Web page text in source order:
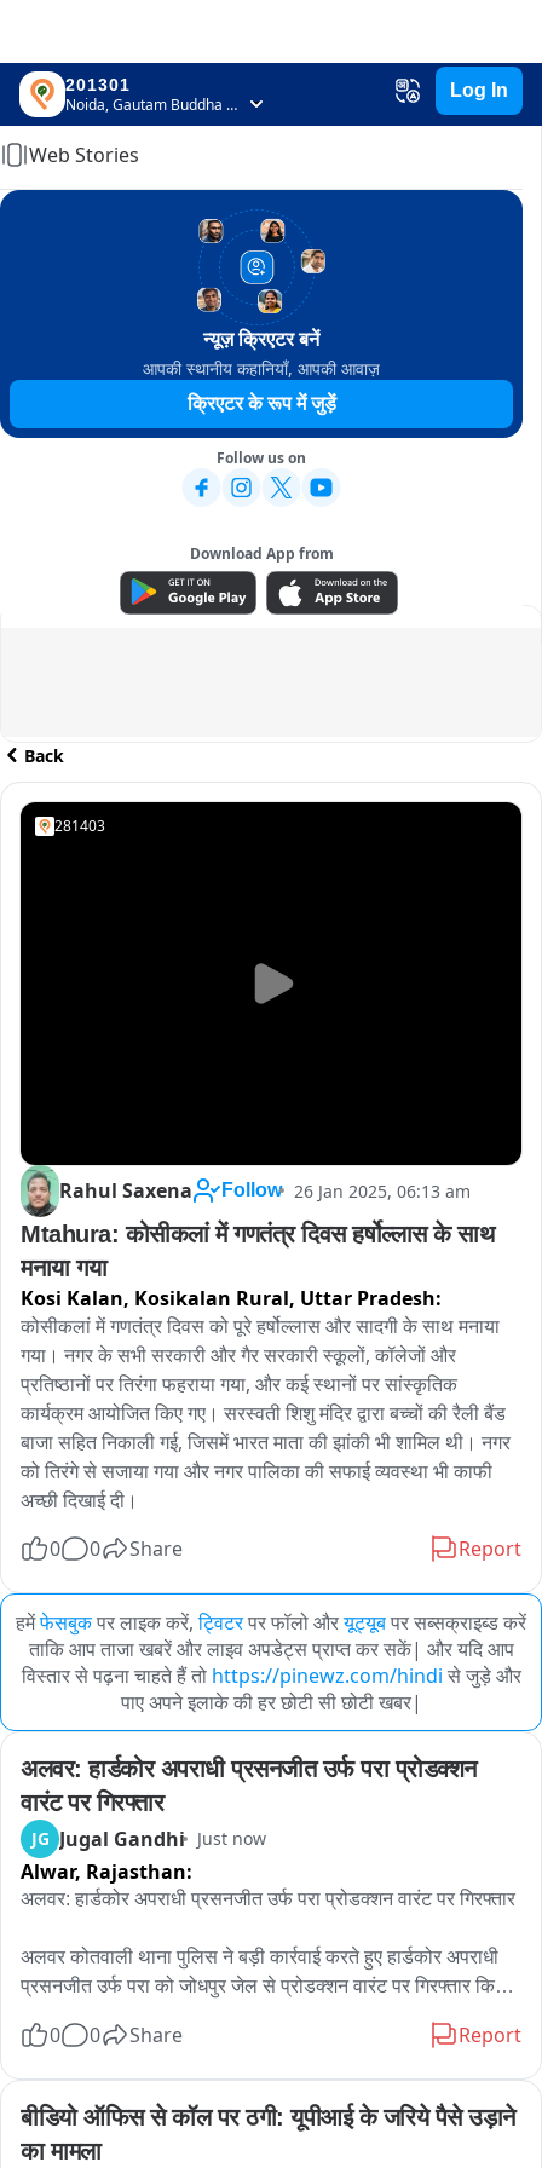
201301
Noida, Gautam Buddha Nagar, Uttar Pradesh
Log In
Home
Web Stories
न्यूज़ क्रिएटर बनें
आपकी स्थानीय कहानियाँ, आपकी आवाज़
क्रिएटर के रूप में जुड़ें
Follow us on
Download App from
ADVERTISEMENT
Back
281403
Rahul Saxena Follow 26 Jan 2025, 06:13 am
Mtahura: कोसीकलां में गणतंत्र दिवस हर्षोल्लास के साथ
मनाया गया
Kosi Kalan, Kosikalan Rural, Uttar Pradesh:
कोसीकलां में गणतंत्र दिवस को पूरे हर्षोल्लास और सादगी के साथ मनाया
गया। नगर के सभी सरकारी और गैर सरकारी स्कूलों, कॉलेजों और
प्रतिष्ठानों पर तिरंगा फहराया गया, और कई स्थानों पर सांस्कृतिक
कार्यक्रम आयोजित किए गए। सरस्वती शिशु मंदिर द्वारा बच्चों की रैली बैंड
बाजा सहित निकाली गई, जिसमें भारत माता की झांकी भी शामिल थी। नगर
को तिरंगे से सजाया गया और नगर पालिका की सफाई व्यवस्था भी काफी
अच्छी दिखाई दी।
0
0 Share Report
हमेंफेसबुकपर लाइक करें, ट्विटरपर फॉलो औरयूट्यूबपर सब्सक्राइब्ड करें
ताकि आप ताजा खबरें और लाइव अपडेट्स प्राप्त कर सकें| और यदि आप
विस्तार से पढ़ना चाहते हैं तो https://pinewz.com/hindi से जुड़े और
पाए अपने इलाके की हर छोटी सी छोटी खबर|
अलवर: हार्डकोर अपराधी प्रसनजीत उर्फ परा प्रोडक्शन
वारंट पर गिरफ्तार
JG Jugal Gandhi Just now
Alwar, Rajasthan:
अलवर: हार्डकोर अपराधी प्रसनजीत उर्फ परा प्रोडक्शन वारंट पर गिरफ्तार
अलवर कोतवाली थाना पुलिस ने बड़ी कार्रवाई करते हुए हार्डकोर अपराधी
प्रसनजीत उर्फ परा को जोधपुर जेल से प्रोडक्शन वारंट पर गिरफ्तार किया
थानों में करीब 26 आपराधिक मामले दर्ज हैं。
पुलिस के अनुसार, प्रसनजीत 14 जुलाई 2025 को अलवर ओपन जेल से
फरार हो गया था। फरारी के बाद पुलिस ने उसे गिरफ्तार किया, जिसके बाद
वह जोधपुर जेल में सजा काट रहा था。
0 0 Share Report
बीडियो ऑफिस से कॉल पर ठगी: यूपीआई के जरिये पैसे उड़ाने
का मामला